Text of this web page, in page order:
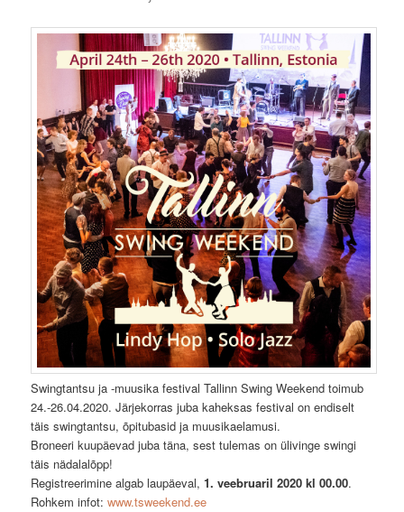
Swingtantsu ja -muusika festival Tallinn Swing Weekend toimub
24.-26.04.2020. Järjekorras juba kaheksas festival on endiselt
täis swingtantsu, õpitubasid ja muusikaelamusi.
Broneeri kuupäevad juba täna, sest tulemas on ülivinge swingi
täis nädalalõpp!
Registreerimine algab laupäeval,1. veebruaril 2020 kl 00.00.
Rohkem infot:www.tsweekend.ee